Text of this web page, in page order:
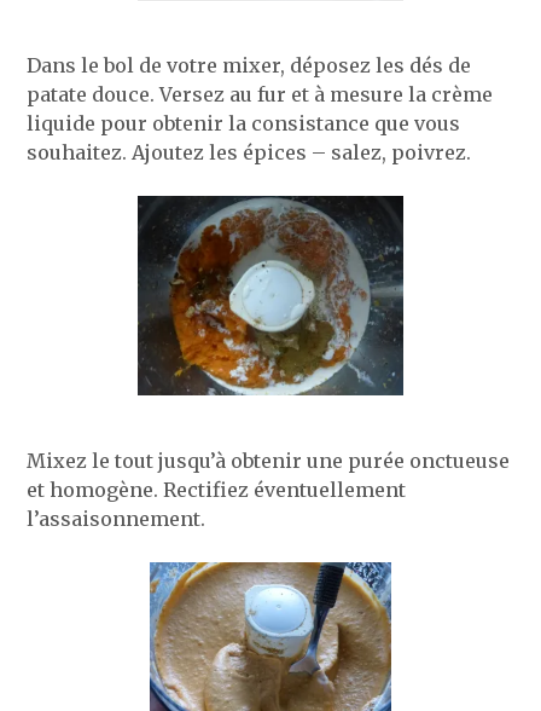
Dans le bol de votre mixer, déposez les dés de
patate douce. Versez au fur et à mesure la crème
liquide pour obtenir la consistance que vous
souhaitez. Ajoutez les épices – salez, poivrez.
Mixez le tout jusqu’à obtenir une purée onctueuse
et homogène. Rectifiez éventuellement
l’assaisonnement.